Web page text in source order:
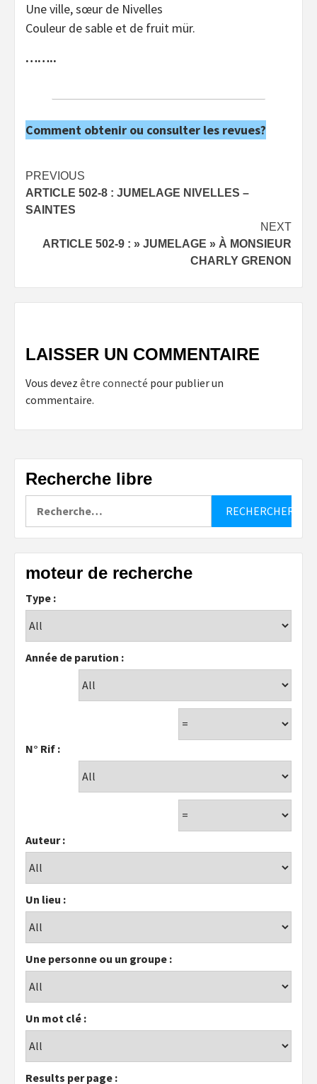
Une ville, sœur de Nivelles
Couleur de sable et de fruit mür.
……..
Comment obtenir ou consulter les revues?
Post
navigation
PREVIOUS
ARTICLE 502-8 : JUMELAGE NIVELLES –
SAINTES
NEXT
ARTICLE 502-9 : » JUMELAGE » À MONSIEUR
CHARLY GRENON
LAISSER UN COMMENTAIRE
Vous devez être connecté pour publier un
commentaire.
Recherche libre
moteur de recherche
Type :
Année de parution :
N° Rif :
Auteur :
Un lieu :
Une personne ou un groupe :
Un mot clé :
Results per page :